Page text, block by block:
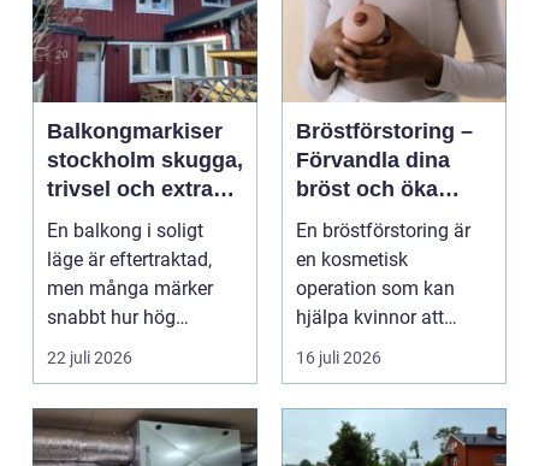
Balkongmarkiser
stockholm skugga,
trivsel och extra
rum utomhus
En balkong i soligt
läge är eftertraktad,
men många märker
snabbt hur hög
värmen kan bli under
somma...
22 juli 2026
Bröstförstoring –
Förvandla dina
bröst och öka
självförtroendet
En bröstförstoring är
en kosmetisk
operation som kan
hjälpa kvinnor att
uppn&ari...
16 juli 2026